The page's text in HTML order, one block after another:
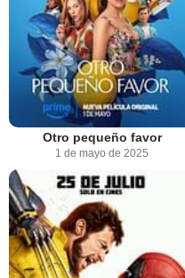
Otro pequeño favor
1 de mayo de 2025